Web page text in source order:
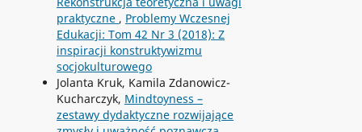
praktyczne , Problemy Wczesnej
Edukacji: Tom 42 Nr 3 (2018): Z
inspiracji konstruktywizmu
socjokulturowego
Jolanta Kruk, Kamila Zdanowicz-
Kucharczyk, Mindtoyness –
zestawy dydaktyczne rozwijające